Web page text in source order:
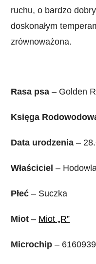
ruchu, o bardzo
doskonałym
zrównoważona.
Rasa psa – Golden
Księga
Data urodzenia –
Właściciel –
Płeć – Suczka
Miot – Miot „R”
Microchip –